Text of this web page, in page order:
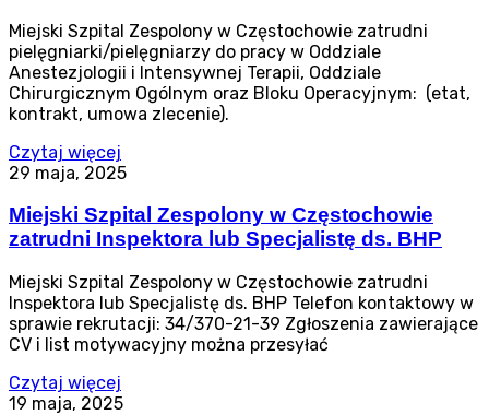
Miejski Szpital Zespolony w Częstochowie zatrudni
pielęgniarki/pielęgniarzy do pracy w Oddziale
Anestezjologii i Intensywnej Terapii, Oddziale
Chirurgicznym Ogólnym oraz Bloku Operacyjnym: (etat,
kontrakt, umowa zlecenie).
Czytaj więcej
29 maja, 2025
Miejski Szpital Zespolony w Częstochowie
zatrudni Inspektora lub Specjalistę ds. BHP
Miejski Szpital Zespolony w Częstochowie zatrudni
Inspektora lub Specjalistę ds. BHP Telefon kontaktowy w
sprawie rekrutacji: 34/370-21-39 Zgłoszenia zawierające
CV i list motywacyjny można przesyłać
Czytaj więcej
19 maja, 2025